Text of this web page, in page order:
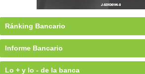
Ránking Bancario
Informe Bancario
Lo + y lo - de la banca